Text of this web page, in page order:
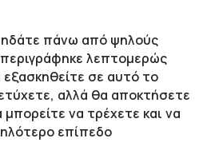
πάνω από ψηλούς
λεπτομερώς
σε αυτό το
αλλά θα αποκτήσετε
να τρέχετε και να
επίπεδο